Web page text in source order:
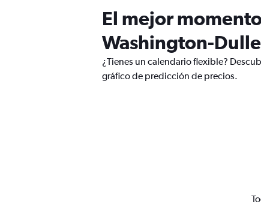
El mejor
Washington-
¿Tienes un calendario flexible?
gráfico de predicción de precios.